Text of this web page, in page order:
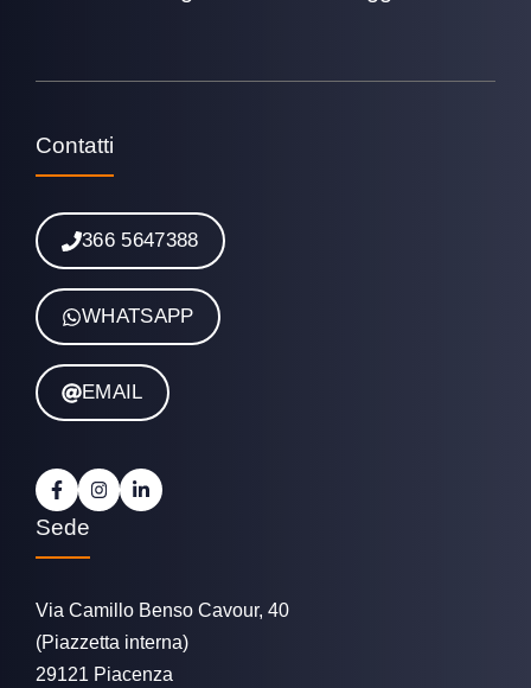
Contatti
366 5647388
WHATSAPP
EMAIL
Sede
Via Camillo Benso Cavour, 40
(Piazzetta interna)
29121 Piacenza